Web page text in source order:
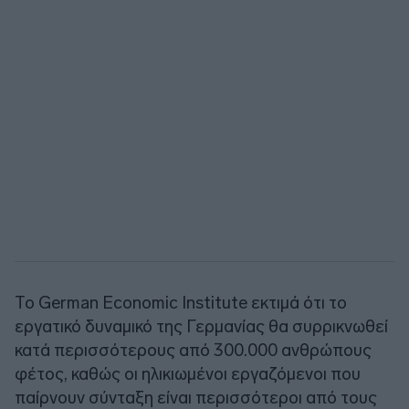
Το German Economic Institute εκτιμά ότι το
εργατικό δυναμικό της Γερμανίας θα συρρικνωθεί
κατά περισσότερους από 300.000 ανθρώπους
φέτος, καθώς οι ηλικιωμένοι εργαζόμενοι που
παίρνουν σύνταξη είναι περισσότεροι από τους